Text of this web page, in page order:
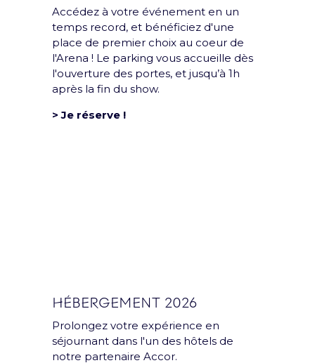
Company
Accédez à votre événement en un
temps record, et bénéficiez d'une
place de premier choix au coeur de
l'Arena ! Le parking vous accueille dès
l'ouverture des portes, et jusqu’à 1h
après la fin du show.
> Je réserve !
HÉBERGEMENT 2026
Prolongez votre expérience en
séjournant dans l'un des hôtels de
notre partenaire Accor.